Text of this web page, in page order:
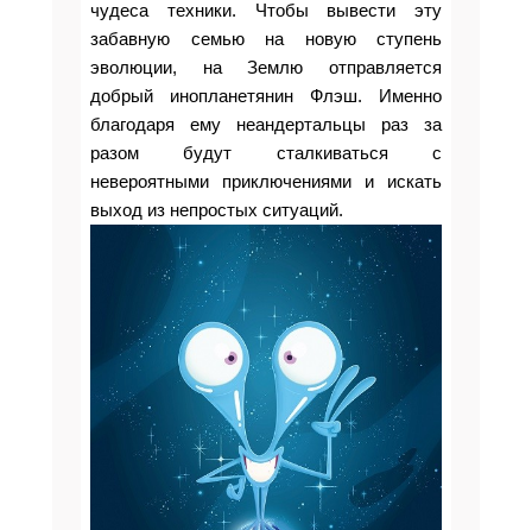
чудеса техники. Чтобы вывести эту
забавную семью на новую ступень
эволюции, на Землю отправляется
добрый инопланетянин Флэш. Именно
благодаря ему неандертальцы раз за
разом будут сталкиваться с
невероятными приключениями и искать
выход из непростых ситуаций.